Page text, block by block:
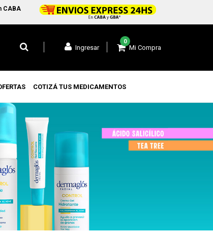
y +$99.000 a todo el pais
Mi Compra
0
Ingresar
COTIZÁ TUS MEDICAMENTOS